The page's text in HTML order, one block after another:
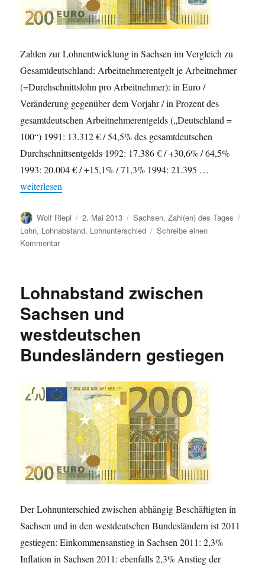
Zahlen zur Lohnentwicklung in Sachsen im Vergleich zu
Gesamtdeutschland: Arbeitnehmerentgelt je Arbeitnehmer
(=Durchschnittslohn pro Arbeitnehmer): in Euro /
Veränderung gegenüber dem Vorjahr / in Prozent des
gesamtdeutschen Arbeitnehmerentgelds („Deutschland =
100“) 1991: 13.312 € / 54,5% des gesamtdeutschen
Durchschnittsentgelds 1992: 17.386 € / +30,6% / 64,5%
1993: 20.004 € / +15,1% / 71,3% 1994: 21.395 …
„Lohnentwicklung in Sachsen im Vergleich zur bundesweiten
weiterlesen
Autor
Wolf Riepl
Veröffentlicht
am
2. Mai 2013 Kategorien
Sachsen,Zahl(en) des Tages
Lohn, Lohnabstand, Lohnunterschied
Schreibe einen
Kommentarzu
im
zur
bundesweiten
Entwicklung
Lohnabstand zwischen
Sachsen und
westdeutschen
Bundesländern gestiegen
Der Lohnunterschied zwischen abhängig Beschäftigten in
Sachsen und in den westdeutschen Bundesländern ist 2011
gestiegen: Einkommensanstieg in Sachsen 2011: 2,3%
Inflation in Sachsen 2011: ebenfalls 2,3% Anstieg der